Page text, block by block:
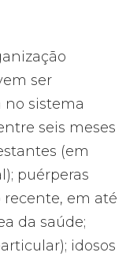
ser
no sistema
seis meses
(em
puérperas
em até
da saúde;
idosos